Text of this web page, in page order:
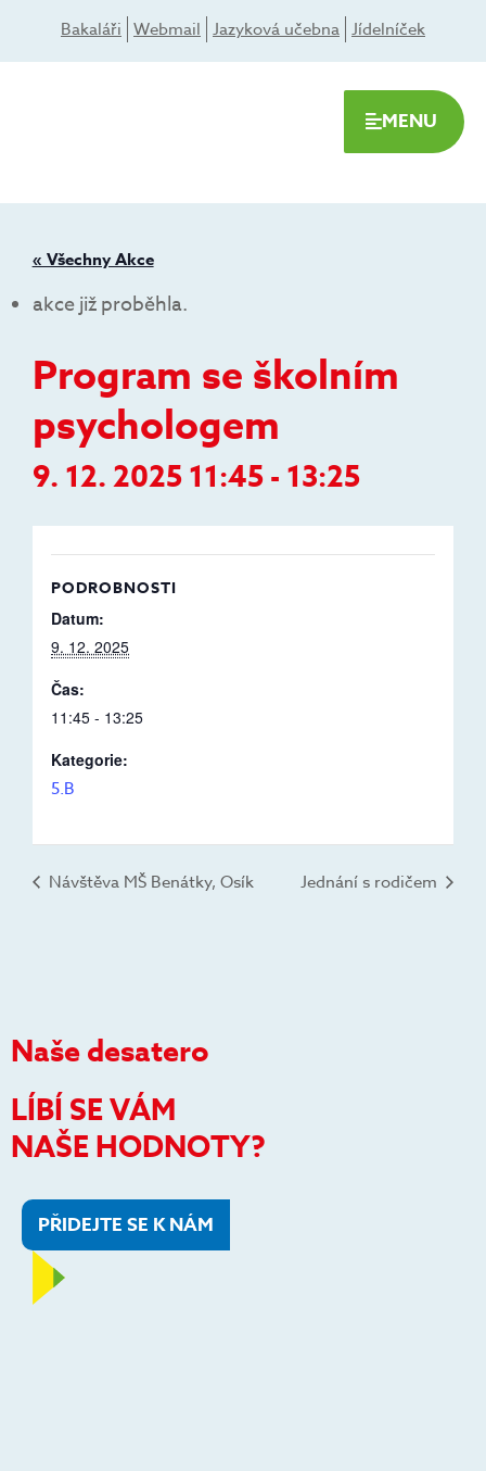
obsah
Bakaláři Webmail Jazyková učebna Jídelníček
MENU
« Všechny Akce
akce již proběhla.
Program se školním
psychologem
9. 12. 2025 11:45- 13:25
PODROBNOSTI
Datum:
9. 12. 2025
Čas:
11:45 - 13:25
Kategorie:
5.B
Návštěva MŠ Benátky, Osík Jednání s rodičem
Naše desatero
LÍBÍ SE VÁM
NAŠE HODNOTY?
PŘIDEJTE SE K NÁM